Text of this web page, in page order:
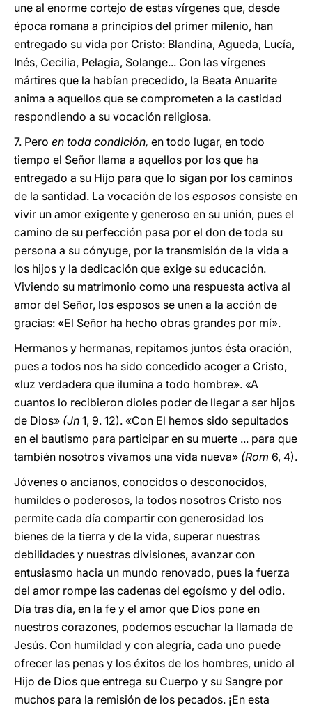
une al enorme cortejo de estas vírgenes que, desde
época romana a principios del primer milenio, han
entregado su vida por Cristo: Blandina, Agueda, Lucía,
Inés, Cecilia, Pelagia, Solange... Con las vírgenes
mártires que la habían precedido, la Beata Anuarite
anima a aquellos que se comprometen a la castidad
respondiendo a su vocación religiosa.
7. Pero en toda condición, en todo lugar, en todo
tiempo el Señor llama a aquellos por los que ha
entregado a su Hijo para que lo sigan por los caminos
de la santidad. La vocación de los esposos consiste en
vivir un amor exigente y generoso en su unión, pues el
camino de su perfección pasa por el don de toda su
persona a su cónyuge, por la transmisión de la vida a
los hijos y la dedicación que exige su educación.
Viviendo su matrimonio como una respuesta activa al
amor del Señor, los esposos se unen a la acción de
gracias: «El Señor ha hecho obras grandes por mí».
Hermanos y hermanas, repitamos juntos ésta oración,
pues a todos nos ha sido concedido acoger a Cristo,
«luz verdadera que ilumina a todo hombre». «A
cuantos lo recibieron dioles poder de llegar a ser hijos
de Dios» (Jn 1, 9. 12). «Con El hemos sido sepultados
en el bautismo para participar en su muerte ... para que
también nosotros vivamos una vida nueva» (Rom 6, 4).
Jóvenes o ancianos, conocidos o desconocidos,
humildes o poderosos, la todos nosotros Cristo nos
permite cada día compartir con generosidad los
bienes de la tierra y de la vida, superar nuestras
debilidades y nuestras divisiones, avanzar con
entusiasmo hacia un mundo renovado, pues la fuerza
del amor rompe las cadenas del egoísmo y del odio.
Día tras día, en la fe y el amor que Dios pone en
nuestros corazones, podemos escuchar la llamada de
Jesús. Con humildad y con alegría, cada uno puede
ofrecer las penas y los éxitos de los hombres, unido al
Hijo de Dios que entrega su Cuerpo y su Sangre por
muchos para la remisión de los pecados. ¡En esta